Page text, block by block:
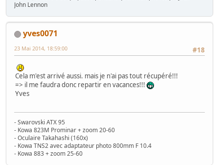
John Lennon
yves0071
#18
23 Mai 2014, 18:59:00
Cela m'est arrivé aussi. mais je n'ai pas tout récupéré!!!
=> il me faudra donc repartir en vacances!!!
Yves
- Swarovski ATX 95
- Kowa 823M Prominar + zoom 20-60
- Oculaire Takahashi (160x)
- Kowa TNS2 avec adaptateur photo 800mm F 10.4
- Kowa 883 + zoom 25-60